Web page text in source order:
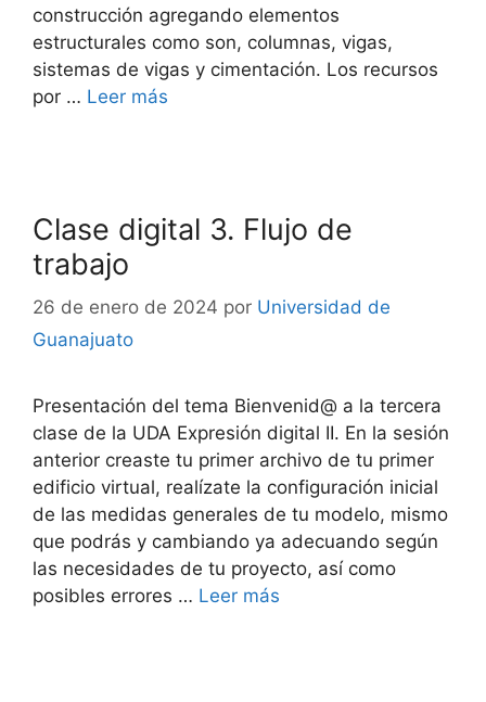
construcción agregando elementos
estructurales como son, columnas, vigas,
sistemas de vigas y cimentación. Los recursos
por … Leer más
Clase digital 3. Flujo de
trabajo
26 de enero de 2024 por Universidad de
Guanajuato
Presentación del tema Bienvenid@ a la tercera
clase de la UDA Expresión digital II. En la sesión
anterior creaste tu primer archivo de tu primer
edificio virtual, realízate la configuración inicial
de las medidas generales de tu modelo, mismo
que podrás y cambiando ya adecuando según
las necesidades de tu proyecto, así como
posibles errores … Leer más